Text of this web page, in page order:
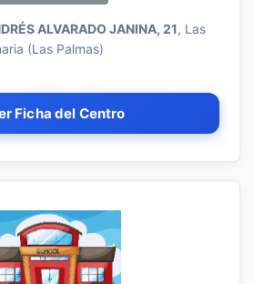
ALVARADO JANINA, 21, Las
(Las Palmas)
Ficha del Centro